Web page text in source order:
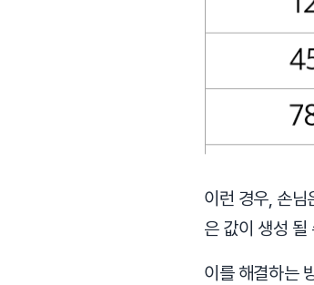
이런 경우, 손
은 값이 생성 될
이를 해결하는